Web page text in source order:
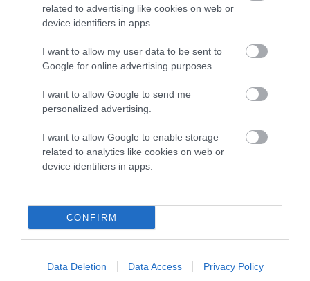
related to advertising like cookies on web or
device identifiers in apps.
I want to allow my user data to be sent to
Google for online advertising purposes.
I want to allow Google to send me
personalized advertising.
I want to allow Google to enable storage
related to analytics like cookies on web or
device identifiers in apps.
CONFIRM
Data Deletion Data Access Privacy Policy